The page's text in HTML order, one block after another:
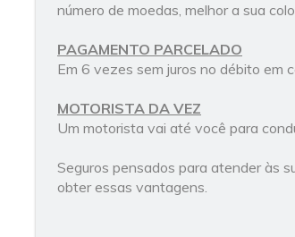
número de moedas, melhor a sua
PAGAMENTO PARCELADO
Em 6 vezes sem juros no débito em
MOTORISTA DA VEZ
Um motorista vai até você para
Seguros pensados para atender às
obter essas vantagens.